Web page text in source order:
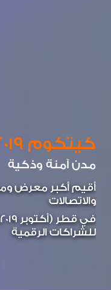
كيتكوم‎
مدن آمنة وذكية
أقيم أكبر معرض
والاتصالات
للشراكات الرقمية